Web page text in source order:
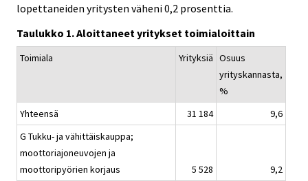
lopettaneiden yritysten väheni 0,2 prosenttia.
Taulukko 1. Aloittaneet yritykset toimialoittain
Toimiala Yrityksiä Osuus
yrityskannasta,
%
Yhteensä
31 184
9,6
G Tukku- ja vähittäiskauppa;
moottoriajoneuvojen ja
moottoripyörien korjaus
5 528
9,2